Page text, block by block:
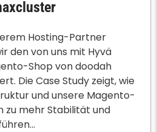
Hosting-Partner
den von uns mit Hyvä
Shop von doodah
Die Case Study zeigt, wie
und unsere Magento-
zu mehr Stabilität und